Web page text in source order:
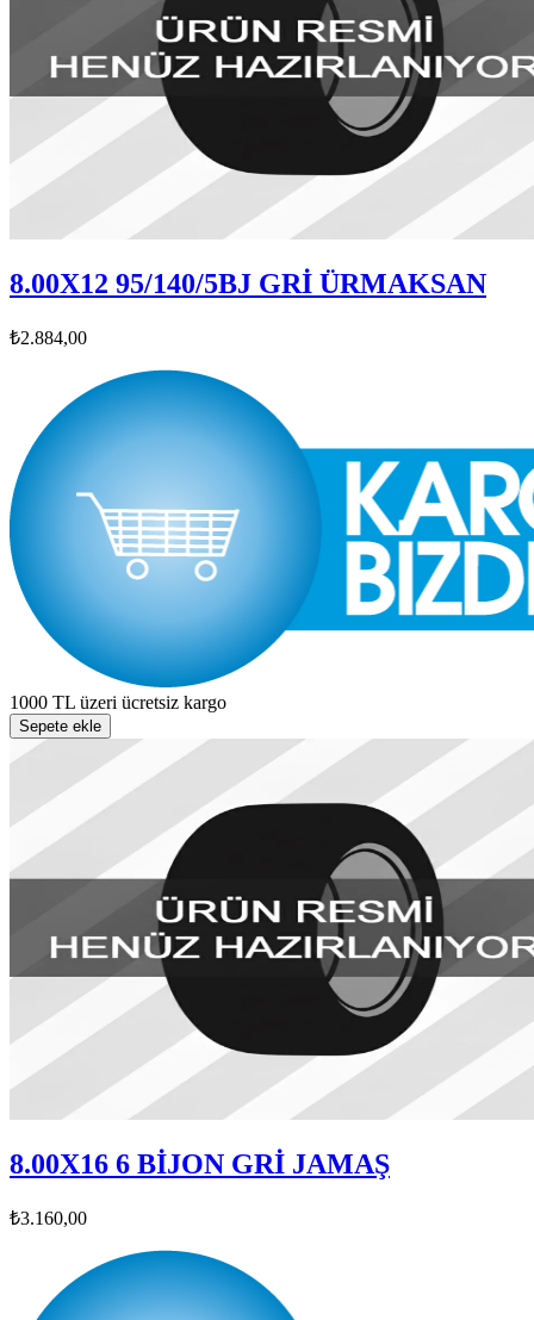
8.00X12 95/140/5BJ GRİ ÜRMAKSAN
₺2.884,00
1000 TL üzeri ücretsiz kargo
Sepete ekle
8.00X16 6 BİJON GRİ JAMAŞ
₺3.160,00